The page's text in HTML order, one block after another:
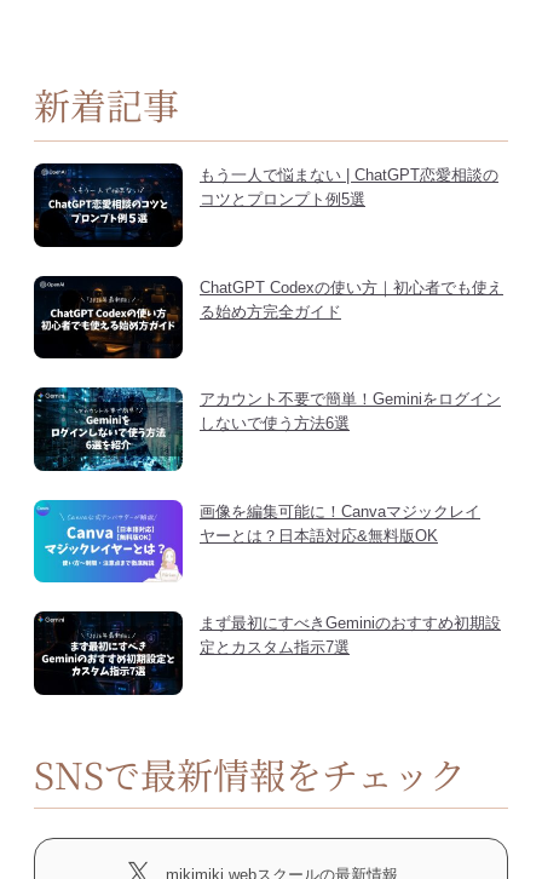
新着記事
もう一人で悩まない | ChatGPT恋愛相談の
コツとプロンプト例5選
ChatGPT Codexの使い方｜初心者でも使え
る始め方完全ガイド
アカウント不要で簡単！Geminiをログイン
しないで使う方法6選
画像を編集可能に！Canvaマジックレイ
ヤーとは？日本語対応&無料版OK
まず最初にすべきGeminiのおすすめ初期設
定とカスタム指示7選
SNSで最新情報をチェック
mikimiki webスクールの最新情報